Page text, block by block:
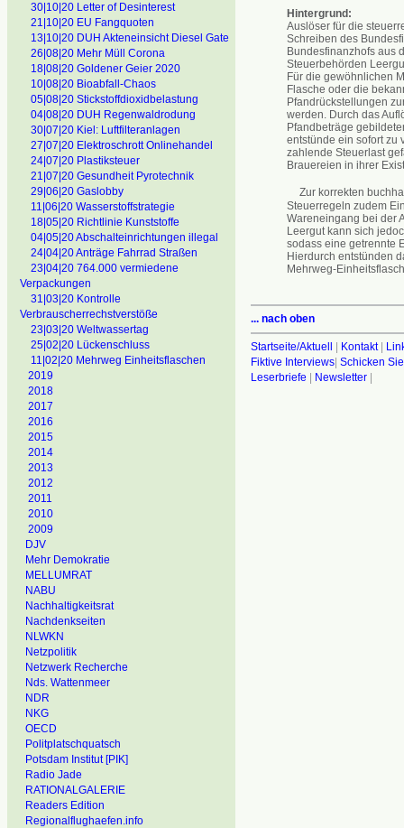
30|10|20 Letter of Desinterest
21|10|20 EU Fangquoten
13|10|20 DUH Akteneinsicht Diesel Gate
26|08|20 Mehr Müll Corona
18|08|20 Goldener Geier 2020
10|08|20 Bioabfall-Chaos
05|08|20 Stickstoffdioxidbelastung
04|08|20 DUH Regenwaldrodung
30|07|20 Kiel: Luftfilteranlagen
27|07|20 Elektroschrott Onlinehandel
24|07|20 Plastiksteuer
21|07|20 Gesundheit Pyrotechnik
29|06|20 Gaslobby
11|06|20 Wasserstoffstrategie
18|05|20 Richtlinie Kunststoffe
04|05|20 Abschalteinrichtungen illegal
24|04|20 Anträge Fahrrad Straßen
23|04|20 764.000 vermiedene
Verpackungen
31|03|20 Kontrolle
Verbrauscherrechstverstöße
23|03|20 Weltwassertag
25|02|20 Lückenschluss
11|02|20 Mehrweg Einheitsflaschen
2019
2018
2017
2016
2015
2014
2013
2012
2011
2010
2009
DJV
Mehr Demokratie
MELLUMRAT
NABU
Nachhaltigkeitsrat
Nachdenkseiten
NLWKN
Netzpolitik
Netzwerk Recherche
Nds. Wattenmeer
NDR
NKG
OECD
Politplatschquatsch
Potsdam Institut [PIK]
Radio Jade
RATIONALGALERIE
Readers Edition
Regionalflughaefen.info
Hintergrund:
Auslöser für die
Schreiben des
Bundesfinanzhofs aus
Steuerbehörden
Für die gewöhnlichen
Flasche oder die
Pfandrückstellungen
werden. Durch das
Pfandbeträge
entstünde ein sofort zu
zahlende Steuerlast
Brauereien in ihrer
Zur korrekten
Steuerregeln zudem
Wareneingang bei der
Leergut kann sich
sodass eine getrennte
Hierdurch entstünden
Mehrweg-
... nach oben
Startseite/Aktuell | Kontakt|
Fiktive Interviews| Schicken
Leserbriefe | Newsletter|